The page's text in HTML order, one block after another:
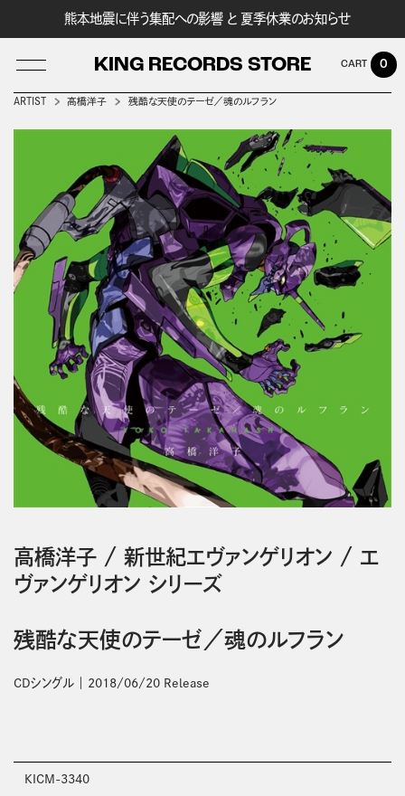
熊本地震に伴う集配への影響 と 夏季休業のお知らせ
KING RECORDS STORE
LOG IN
0
ARTIST 高橋洋子 残酷な天使のテーゼ／魂のルフラン
高橋洋子/ 新世紀エヴァンゲリオン / エ
ヴァンゲリオン シリーズ
残酷な天使のテーゼ／魂のルフラン
CDシングル 2018/06/20 Release
KICM-3340